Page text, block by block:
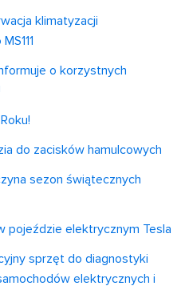
klimatyzacji
o korzystnych
do zacisków hamulcowych
sezon świątecznych
pojeździe elektrycznym Tesla
sprzęt do diagnostyki
elektrycznych i